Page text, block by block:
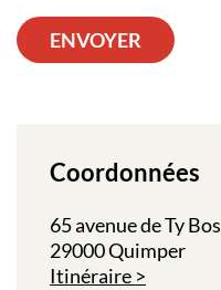
ENVOYER
Coordonnées
65 avenue de Ty Bos
29000 Quimper
Itinéraire